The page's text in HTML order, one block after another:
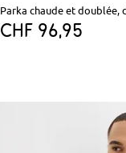
Parka chaude et doublée,
CHF 96,95